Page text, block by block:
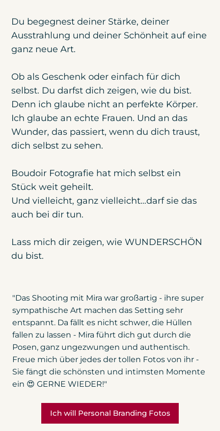
"Das Shooting mit Mira war großartig - ihre super
sympathische Art machen das Setting sehr
entspannt. Da fällt es nicht schwer, die Hüllen
fallen zu lassen - Mira führt dich gut durch die
Posen, ganz ungezwungen und authentisch.
Freue mich über jedes der tollen Fotos von ihr -
Sie fängt die schönsten und intimsten Momente
ein 😍 GERNE WIEDER!"
Ich will Personal Branding Fotos
Du begegnest deiner Stärke, deiner
Ausstrahlung und deiner Schönheit auf eine
ganz neue Art.
Ob als Geschenk oder einfach für dich
selbst. Du darfst dich zeigen, wie du bist.
Denn ich glaube nicht an perfekte Körper.
Ich glaube an echte Frauen. Und an das
Wunder, das passiert, wenn du dich traust,
dich selbst zu sehen.
Boudoir Fotografie hat mich selbst ein
Stück weit geheilt.
Und vielleicht, ganz vielleicht…darf sie das
auch bei dir tun.
Lass mich dir zeigen, wie WUNDERSCHÖN
du bist.